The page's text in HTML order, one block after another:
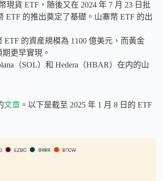
現貨 ETF，随後又在 2024 年 7 月 23 日批
的推出奠定了基礎。山寨幣 ETF 的出
的資産規模為 1100 億美元，而黃金
更早實現。
（SOL）和 Hedera（HBAR）在内的山
文章 。以下是截至 2025 年 1 月 8 日的 ETF